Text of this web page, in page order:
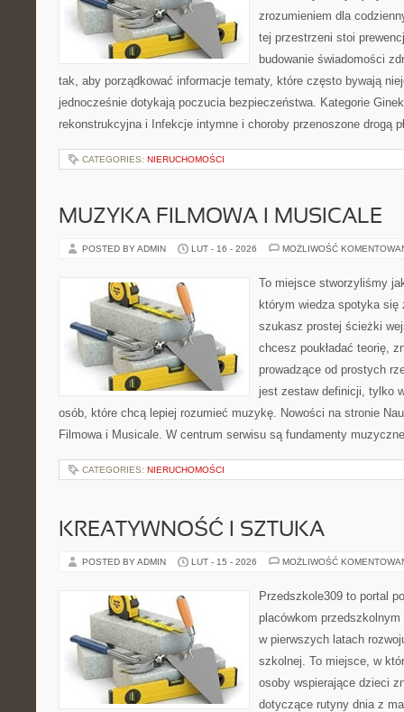
zrozumieniem dla
tej przestrzeni stoi
budowanie świadomości
tak, aby porządkować informacje tematy, które często bywają
jednocześnie dotykają poczucia bezpieczeństwa. Kategorie
rekonstrukcyjna i Infekcje intymne i choroby przenoszone drogą
CATEGORIES: NIERUCHOMOŚCI
MUZYKA FILMOWA I MUSICALE
POSTED BY ADMIN LUT - 16 - 2026 MOŻLIWOŚĆ
To miejsce stworzyliśmy
którym wiedza spotyka
szukasz prostej ścieżki
chcesz poukładać teorię,
prowadzące od prostych
jest zestaw definicji, tylko
osób, które chcą lepiej rozumieć muzykę. Nowości na stronie
Filmowa i Musicale. W centrum serwisu są fundamenty
CATEGORIES: NIERUCHOMOŚCI
KREATYWNOŚĆ I SZTUKA
POSTED BY ADMIN LUT - 15 - 2026 MOŻLIWOŚĆ
Przedszkole309 to portal
placówkom
w pierwszych latach
szkolnej. To miejsce, w
osoby wspierające dzieci
dotyczące rutyny dnia z